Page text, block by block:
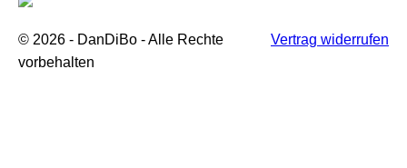
Vertrag widerrufen
© 2026 - DanDiBo - Alle Rechte
vorbehalten